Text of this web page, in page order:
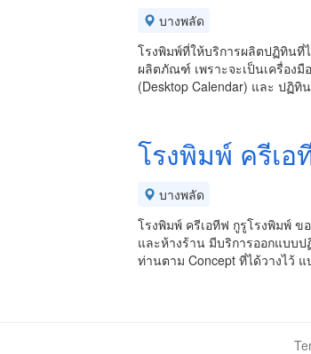
บางพลัด
โรงพิมพ์ที่ให้บริการผลิตปฏิทินที่
ผลิตภัณฑ์ เพราะจะเป็นเครื่อง
(Desktop Calendar) และ ปฏิ
โรงพิมพ์ ครีเอ
บางพลัด
โรงพิมพ์ ครีเอทีฟ กูรูโรงพิมพ์
และห้างร้าน มีบริการออกแบบ
ท่านตาม Concept ที่ได้วางไว้